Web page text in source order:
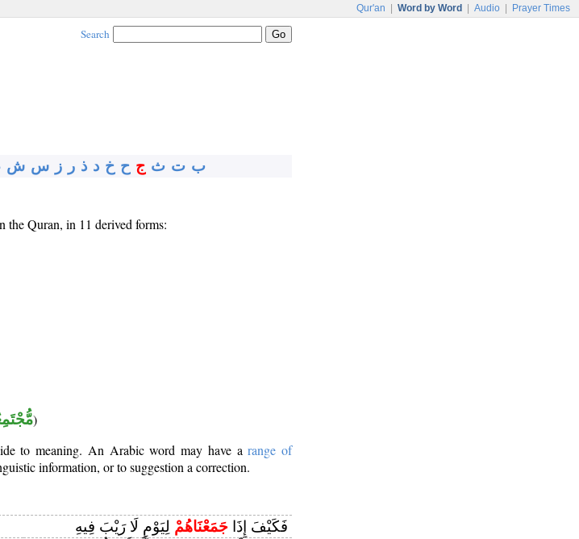
Qur'an Word by Word Audio Prayer Times
Search
ب ت ث ج ح خ د ذ ر ز س ش
the Quran, in 11 derived forms:
)
to meaning. An Arabic word may have arange of
information, or to suggestion a correction.
فَكَيْفَ إِذَا جَمَعْنَاهُمْ لِيَوْمٍ لَا رَيْبَ فِيهِ